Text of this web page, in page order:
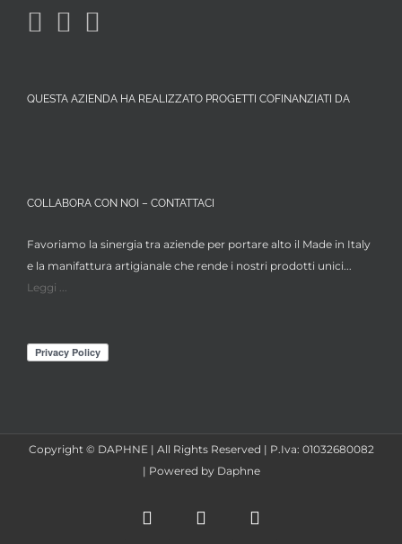
QUESTA AZIENDA HA REALIZZATO PROGETTI COFINANZIATI DA
COLLABORA CON NOI – CONTATTACI
Favoriamo la sinergia tra aziende per portare alto il Made in Italy
e la manifattura artigianale che rende i nostri prodotti unici...
Leggi ...
Copyright © DAPHNE | All Rights Reserved | P.Iva: 01032680082
| Powered by Daphne
FacebookInstagram
X